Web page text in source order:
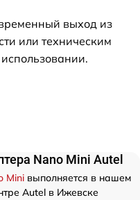
выход из
или техническим
Nano Mini Autel
Mini выполняется в нашем
Autel в Ижевске